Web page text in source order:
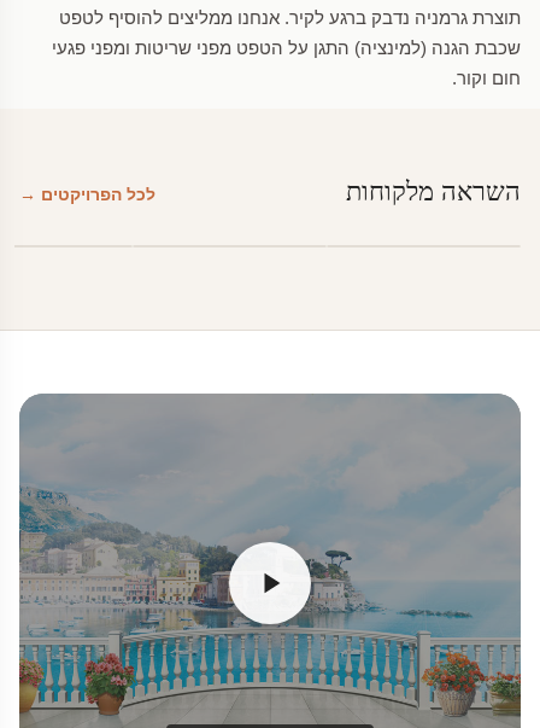
תוצרת גרמניה נדבק ברגע לקיר. אנחנו ממליצים להוסיף לטפט
שכבת הגנה (למינציה) התגן על הטפט מפני שריטות ומפני פגעי
חום וקור.
השראה מלקוחות לכל הפרויקטים →